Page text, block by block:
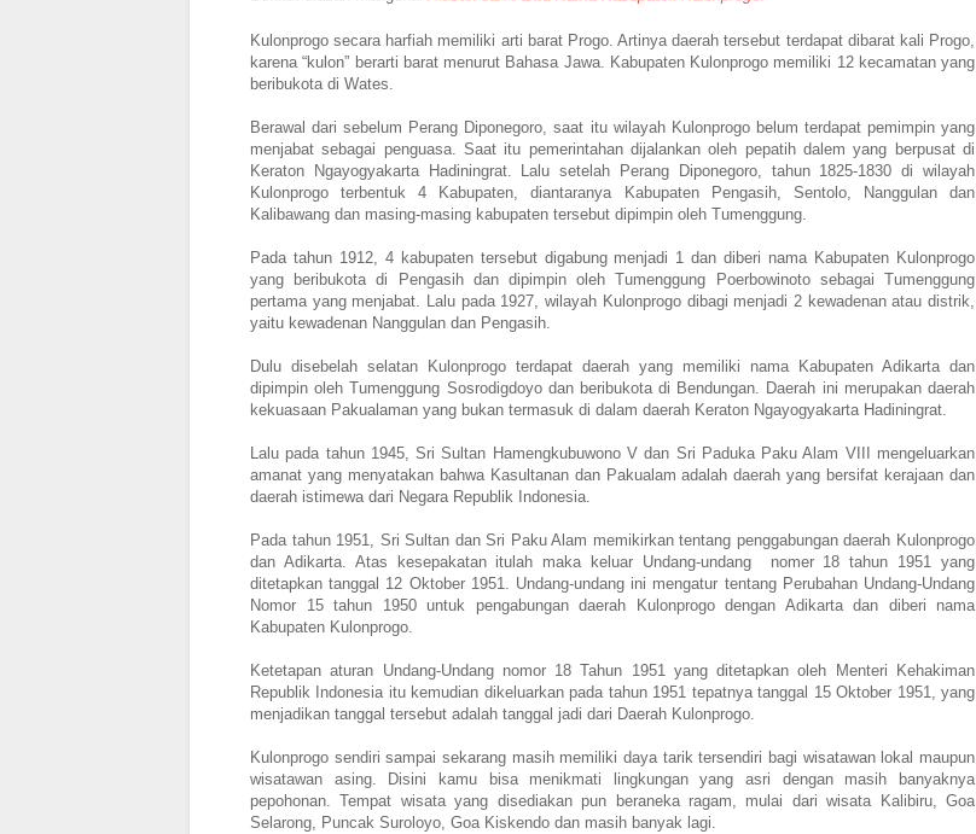
Kulonprogo secara harfiah memiliki arti barat Progo. Artinya daerah tersebut terdapat dibarat kali Progo,
karena “kulon” berarti barat menurut Bahasa Jawa. Kabupaten Kulonprogo memiliki 12 kecamatan yang
beribukota di Wates.
Berawal dari sebelum Perang Diponegoro, saat itu wilayah Kulonprogo belum terdapat pemimpin yang
menjabat sebagai penguasa. Saat itu pemerintahan dijalankan oleh pepatih dalem yang berpusat di
Keraton Ngayogyakarta Hadiningrat. Lalu setelah Perang Diponegoro, tahun 1825-1830 di wilayah
Kulonprogo terbentuk 4 Kabupaten, diantaranya Kabupaten Pengasih, Sentolo, Nanggulan dan
Kalibawang dan masing-masing kabupaten tersebut dipimpin oleh Tumenggung.
Pada tahun 1912, 4 kabupaten tersebut digabung menjadi 1 dan diberi nama Kabupaten Kulonprogo
yang beribukota di Pengasih dan dipimpin oleh Tumenggung Poerbowinoto sebagai Tumenggung
pertama yang menjabat. Lalu pada 1927, wilayah Kulonprogo dibagi menjadi 2 kewadenan atau distrik,
yaitu kewadenan Nanggulan dan Pengasih.
Dulu disebelah selatan Kulonprogo terdapat daerah yang memiliki nama Kabupaten Adikarta dan
dipimpin oleh Tumenggung Sosrodigdoyo dan beribukota di Bendungan. Daerah ini merupakan daerah
kekuasaan Pakualaman yang bukan termasuk di dalam daerah Keraton Ngayogyakarta Hadiningrat.
Lalu pada tahun 1945, Sri Sultan Hamengkubuwono V dan Sri Paduka Paku Alam VIII mengeluarkan
amanat yang menyatakan bahwa Kasultanan dan Pakualam adalah daerah yang bersifat kerajaan dan
daerah istimewa dari Negara Republik Indonesia.
Pada tahun 1951, Sri Sultan dan Sri Paku Alam memikirkan tentang penggabungan daerah Kulonprogo
dan Adikarta. Atas kesepakatan itulah maka keluar Undang-undang nomer 18 tahun 1951 yang
ditetapkan tanggal 12 Oktober 1951. Undang-undang ini mengatur tentang Perubahan Undang-Undang
Nomor 15 tahun 1950 untuk pengabungan daerah Kulonprogo dengan Adikarta dan diberi nama
Kabupaten Kulonprogo.
Ketetapan aturan Undang-Undang nomor 18 Tahun 1951 yang ditetapkan oleh Menteri Kehakiman
Republik Indonesia itu kemudian dikeluarkan pada tahun 1951 tepatnya tanggal 15 Oktober 1951, yang
menjadikan tanggal tersebut adalah tanggal jadi dari Daerah Kulonprogo.
Kulonprogo sendiri sampai sekarang masih memiliki daya tarik tersendiri bagi wisatawan lokal maupun
wisatawan asing. Disini kamu bisa menikmati lingkungan yang asri dengan masih banyaknya
pepohonan. Tempat wisata yang disediakan pun beraneka ragam, mulai dari wisata Kalibiru, Goa
Selarong, Puncak Suroloyo, Goa Kiskendo dan masih banyak lagi.